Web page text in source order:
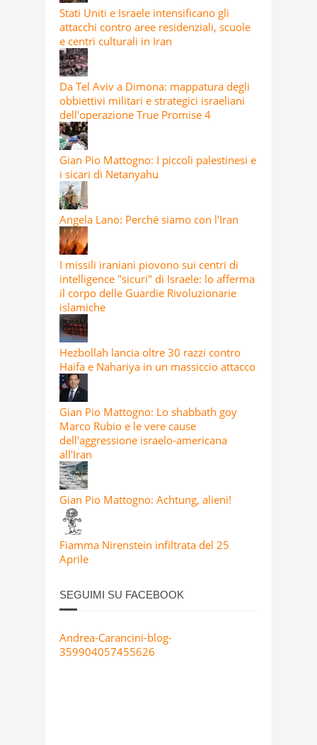
Stati Uniti e Israele intensificano gli
attacchi contro aree residenziali, scuole
e centri culturali in Iran
Da Tel Aviv a Dimona: mappatura degli
obbiettivi militari e strategici israeliani
dell'operazione True Promise 4
Gian Pio Mattogno: I piccoli palestinesi e
i sicari di Netanyahu
Angela Lano: Perché siamo con l'Iran
I missili iraniani piovono sui centri di
intelligence "sicuri" di Israele: lo afferma
il corpo delle Guardie Rivoluzionarie
islamiche
Hezbollah lancia oltre 30 razzi contro
Haifa e Nahariya in un massiccio attacco
Gian Pio Mattogno: Lo shabbath goy
Marco Rubio e le vere cause
dell'aggressione israelo-americana
all'Iran
Gian Pio Mattogno: Achtung, alieni!
Fiamma Nirenstein infiltrata del 25
Aprile
SEGUIMI SU FACEBOOK
Andrea-Carancini-blog-
359904057455626